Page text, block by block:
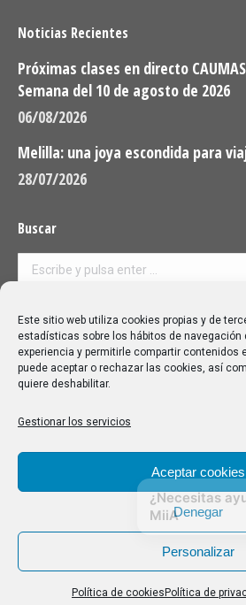
Este sitio web utiliza cookies propias y de
estadísticas sobre los hábitos de navegación
experiencia y permitirle compartir contenidos
puede aceptar o rechazar las cookies, así
quiere deshabilitar.
Gestionar los servicios
Aceptar cookies
Denegar
Personalizar
Política de cookies Política de
Noticias Recientes
Próximas clases en directo
Semana del 10 de agosto de 2026
06/08/2026
Melilla: una joya escondida para
28/07/2026
Buscar
Buscar:
Aviso Legal|Política de privacidad